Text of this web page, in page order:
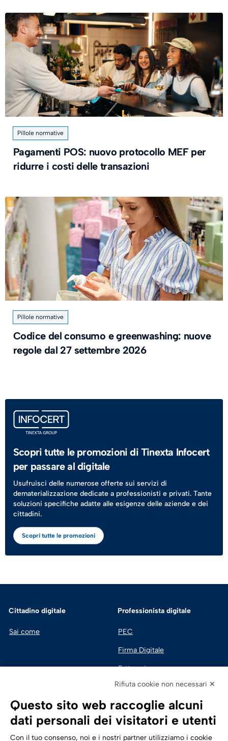
Pillole normative
Pagamenti POS: nuovo protocollo MEF per
ridurre i costi delle transazioni
Pillole normative
Codice del consumo e greenwashing: nuove
regole dal 27 settembre 2026
Scopri tutte le promozioni di Tinexta Infocert
per passare al digitale
Usufruisci delle numerose offerte sui servizi di
dematerializzazione dedicate a professionisti e privati. Tante
soluzioni specifiche adatte alle esigenze delle aziende e dei
cittadini.
Scopri tutte le promozioni
Cittadino digitale
Sai come
Professionista digitale
PEC
Firma Digitale
Fatturazione
Sicurezza Digitale
Cloud
Rifiuta cookie non necessari ✕
Questo sito web raccoglie alcuni
dati personali dei visitatori e utenti
Con il tuo consenso, noi e i nostri partner utilizziamo i cookie